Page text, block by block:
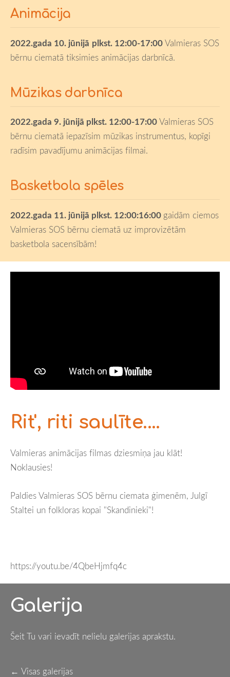
Animācija
2022.gada 10. jūnijā plkst. 12:00-17:00Valmieras SOS
bērnu ciematā tiksimies animācijas darbnīcā.
Mūzikas darbnīca
2022.gada 9. jūnijā plkst. 12:00-17:00Valmieras SOS
bērnu ciematā iepazīsim mūzikas instrumentus, kopīgi
radīsim pavadījumu animācijas filmai.
Basketbola spēles
2022.gada 11. jūnijā plkst. 12:00:16:00 gaidām ciemos
Valmieras SOS bērnu ciematā uz improvizētām
basketbola sacensībām!
Rit', riti saulīte....
Valmieras animācijas filmas dziesmiņa jau klāt!
Noklausies!
Paldies Valmieras SOS bērnu ciemata ģimenēm, Julgī
Staltei un folkloras kopai "Skandinieki"!
https://youtu.be/4QbeHjmfq4c
Galerija
Šeit Tu vari ievadīt nelielu galerijas aprakstu.
Visas galerijas